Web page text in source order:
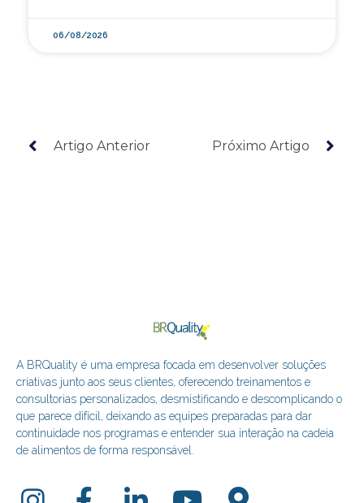
06/08/2026
Artigo Anterior Próximo Artigo
A BRQuality é uma empresa focada em desenvolver soluções
criativas junto aos seus clientes, oferecendo treinamentos e
consultorias personalizados, desmistificando e descomplicando o
que parece difícil, deixando as equipes preparadas para dar
continuidade nos programas e entender sua interação na cadeia
de alimentos de forma responsável.